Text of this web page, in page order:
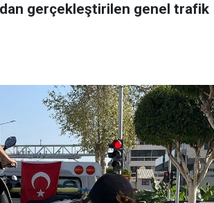
gerçekleştirilen genel trafik